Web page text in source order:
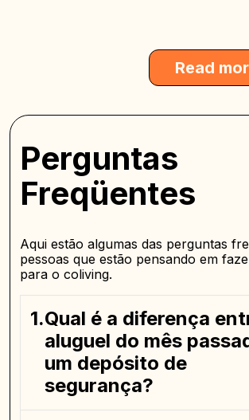
Read
Perguntas
Freqüentes
Aqui estão algumas das perguntas
pessoas que estão pensando em
para o coliving.
Qual é a diferença
aluguel do mês
um depósito de
segurança?